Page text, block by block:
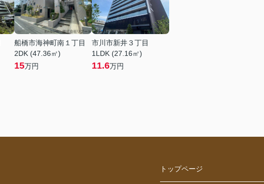
船橋市海神町南１丁目
2DK (47.36㎡)
15万円
市川市新井３丁目
1LDK (27.16㎡)
11.6万円
トップページ